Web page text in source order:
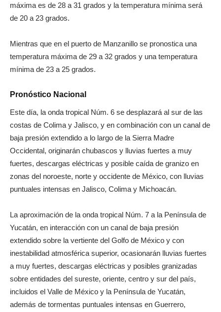
máxima es de 28 a 31 grados y la temperatura mínima será
de 20 a 23 grados.
Mientras que en el puerto de Manzanillo se pronostica una
temperatura máxima de 29 a 32 grados y una temperatura
mínima de 23 a 25 grados.
Pronóstico Nacional
Este día, la onda tropical Núm. 6 se desplazará al sur de las
costas de Colima y Jalisco, y en combinación con un canal de
baja presión extendido a lo largo de la Sierra Madre
Occidental, originarán chubascos y lluvias fuertes a muy
fuertes, descargas eléctricas y posible caída de granizo en
zonas del noroeste, norte y occidente de México, con lluvias
puntuales intensas en Jalisco, Colima y Michoacán.
La aproximación de la onda tropical Núm. 7 a la Península de
Yucatán, en interacción con un canal de baja presión
extendido sobre la vertiente del Golfo de México y con
inestabilidad atmosférica superior, ocasionarán lluvias fuertes
a muy fuertes, descargas eléctricas y posibles granizadas
sobre entidades del sureste, oriente, centro y sur del país,
incluidos el Valle de México y la Península de Yucatán,
además de tormentas puntuales intensas en Guerrero,